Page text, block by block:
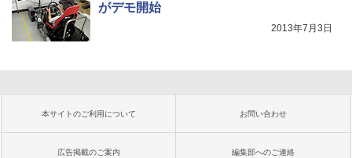
がデモ開始
2013年7月3日
本サイトのご利用について お問い合わせ
広告掲載のご案内 編集部へのご連絡